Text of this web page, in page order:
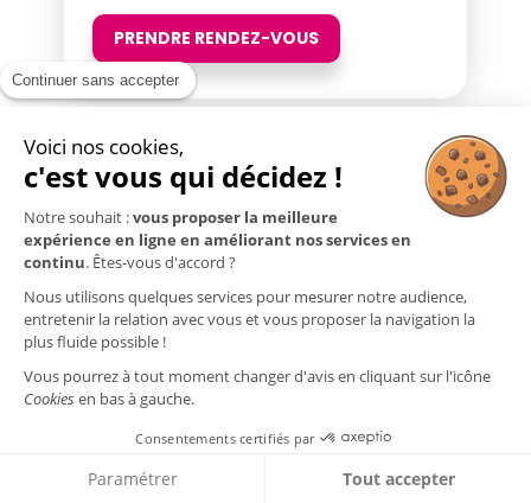
PRENDRE RENDEZ-VOUS
Commandez sur notre
boutique en ligne
Nous vous donnons rendez-vous sur
lebonsiege.fr, notre boutique dédiée aux
Continuer sans accepter
Voici nos cookies,
c'est vous qui décidez !
Notre souhait :vous proposer la meilleure
expérience en ligne en améliorant nos services en
continu. Êtes-vous d'accord ?
Nous utilisons quelques services pour mesurer notre audience,
entretenir la relation avec vous et vous proposer la navigation la
plus fluide possible !
Vous pourrez à tout moment changer d'avis en cliquant sur l'icône
Cookies en bas à gauche.
Consentements certifiés par
Paramétrer Tout accepter